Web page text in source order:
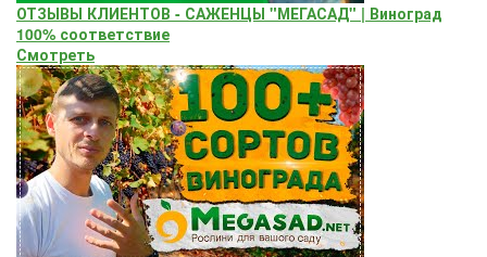
ОТЗЫВЫ КЛИЕНТОВ - САЖЕНЦЫ "МЕГАСАД" | Виноград
100% соответствие
Смотреть